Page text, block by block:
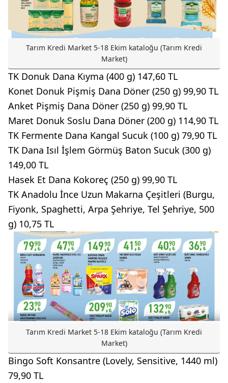
Tarım Kredi Market 5-18 Ekim kataloğu (Tarım Kredi
Market)
TK Donuk Dana Kıyma (400 g) 147,60 TL
Konet Donuk Pişmiş Dana Döner (250 g) 99,90 TL
Anket Pişmiş Dana Döner (250 g) 99,90 TL
Maret Donuk Soslu Dana Döner (200 g) 114,90 TL
TK Fermente Dana Kangal Sucuk (100 g) 79,90 TL
TK Dana Isıl İşlem Görmüş Baton Sucuk (300 g)
149,00 TL
Hasek Et Dana Kokoreç (250 g) 99,90 TL
TK Anadolu İnce Uzun Makarna Çeşitleri (Burgu,
Fiyonk, Spaghetti, Arpa Şehriye, Tel Şehriye, 500
g) 10,75 TL
Tarım Kredi Market 5-18 Ekim kataloğu (Tarım Kredi
Market)
Bingo Soft Konsantre (Lovely, Sensitive, 1440 ml)
79,90 TL